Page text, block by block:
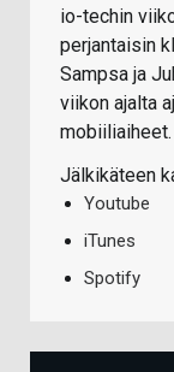
io-techin
perjantaisin
Sampsa ja
viikon ajalta
mobiiliaiheet.
Jälkikäteen
Youtube
iTunes
Spotify